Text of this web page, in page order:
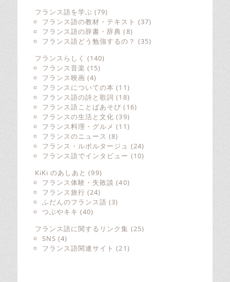
フランス語を学ぶ (79)
フランス語の教材・テキスト (37)
フランス語の辞書・辞典 (8)
フランス語どう勉強するの？ (35)
フランスらしく (140)
フランス音楽 (15)
フランス映画 (4)
フランスについての本 (11)
フランス語の詩と歌詞 (18)
フランス語ことばあそび (16)
フランスの生活と文化 (39)
フランス料理・グルメ (11)
フランスのニュース (8)
フランス・ルポルタージュ (24)
フランス語でインタビュー (10)
KiKi のあしあと (99)
フランス体験・失敗談 (40)
フランス旅行 (24)
ふだんのフランス語 (3)
つぶやキキ (40)
フランス語に関するリンク集 (25)
SNS (4)
フランス語関連サイト (21)